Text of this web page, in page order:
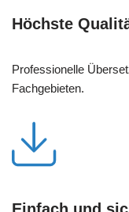
Höchste
Professionelle
Fachgebieten.